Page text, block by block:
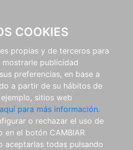
COOKIES
propias y de terceros para
publicidad
preferencias, en base a
a partir de su hábitos de
sitios web
para más información.
o rechazar el uso de
en el botón CAMBIAR
aceptarlas todas pulsando